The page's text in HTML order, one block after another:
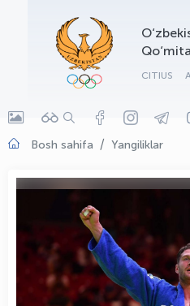
CITIUS
Bosh sahifa Yangiliklar
OLYMPCHIK AI -
Onlayn · olympic.uz